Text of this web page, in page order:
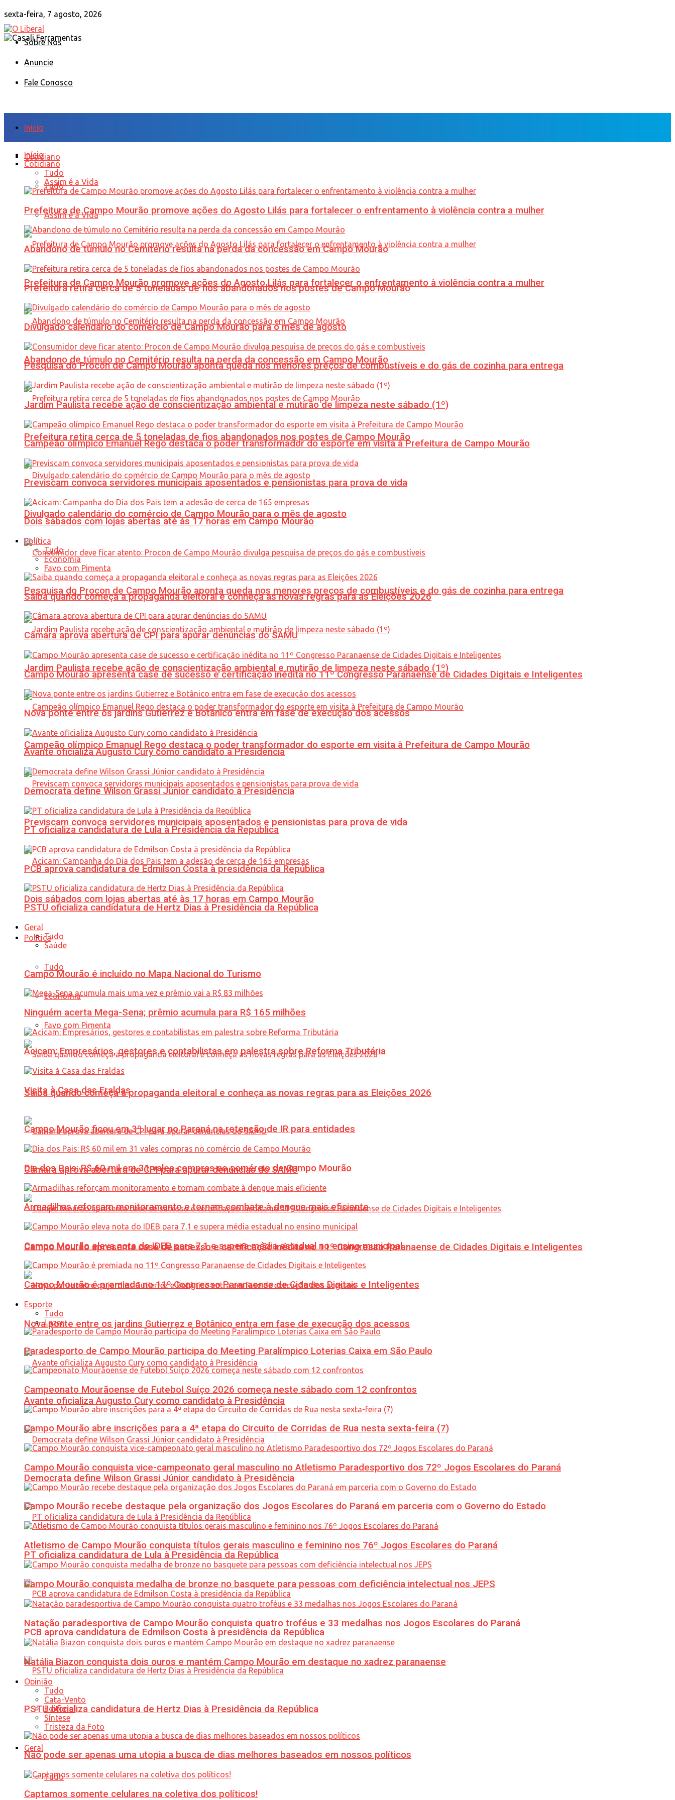
sexta-feira, 7 agosto, 2026
Sobre Nós
Anuncie
Fale Conosco
Início
Cotidiano
Tudo
Assim é a Vida
Prefeitura de Campo Mourão promove ações do Agosto Lilás para fortalecer o enfrentamento à violência contra a mulher
Abandono de túmulo no Cemitério resulta na perda da concessão em Campo Mourão
Prefeitura retira cerca de 5 toneladas de fios abandonados nos postes de Campo Mourão
Divulgado calendário do comércio de Campo Mourão para o mês de agosto
Pesquisa do Procon de Campo Mourão aponta queda nos menores preços de combustíveis e do gás de cozinha para entrega
Jardim Paulista recebe ação de conscientização ambiental e mutirão de limpeza neste sábado (1º)
Campeão olímpico Emanuel Rego destaca o poder transformador do esporte em visita à Prefeitura de Campo Mourão
Previscam convoca servidores municipais aposentados e pensionistas para prova de vida
Dois sábados com lojas abertas até às 17 horas em Campo Mourão
Política
Tudo
Economia
Favo com Pimenta
Saiba quando começa a propaganda eleitoral e conheça as novas regras para as Eleições 2026
Câmara aprova abertura de CPI para apurar denúncias do SAMU
Campo Mourão apresenta case de sucesso e certificação inédita no 11º Congresso Paranaense de Cidades Digitais e Inteligentes
Nova ponte entre os jardins Gutierrez e Botânico entra em fase de execução dos acessos
Avante oficializa Augusto Cury como candidato à Presidência
Democrata define Wilson Grassi Júnior candidato à Presidência
PT oficializa candidatura de Lula à Presidência da República
PCB aprova candidatura de Edmilson Costa à presidência da República
PSTU oficializa candidatura de Hertz Dias à Presidência da República
Geral
Tudo
Início
Cotidiano
Tudo
Assim é a Vida
Prefeitura de Campo Mourão promove ações do Agosto Lilás para fortalecer o enfrentamento à violência contra a mulher
Abandono de túmulo no Cemitério resulta na perda da concessão em Campo Mourão
Prefeitura retira cerca de 5 toneladas de fios abandonados nos postes de Campo Mourão
Divulgado calendário do comércio de Campo Mourão para o mês de agosto
Pesquisa do Procon de Campo Mourão aponta queda nos menores preços de combustíveis e do gás de cozinha para entrega
Jardim Paulista recebe ação de conscientização ambiental e mutirão de limpeza neste sábado (1º)
Campeão olímpico Emanuel Rego destaca o poder transformador do esporte em visita à Prefeitura de Campo Mourão
Previscam convoca servidores municipais aposentados e pensionistas para prova de vida
Dois sábados com lojas abertas até às 17 horas em Campo Mourão
Política
Tudo
Economia
Favo com Pimenta
Saiba quando começa a propaganda eleitoral e conheça as novas regras para as Eleições 2026
Câmara aprova abertura de CPI para apurar denúncias do SAMU
Campo Mourão apresenta case de sucesso e certificação inédita no 11º Congresso Paranaense de Cidades Digitais e Inteligentes
Nova ponte entre os jardins Gutierrez e Botânico entra em fase de execução dos acessos
Avante oficializa Augusto Cury como candidato à Presidência
Democrata define Wilson Grassi Júnior candidato à Presidência
PT oficializa candidatura de Lula à Presidência da República
PCB aprova candidatura de Edmilson Costa à presidência da República
PSTU oficializa candidatura de Hertz Dias à Presidência da República
Geral
Tudo
Saúde
Campo Mourão é incluído no Mapa Nacional do Turismo
Ninguém acerta Mega-Sena; prêmio acumula para R$ 165 milhões
Acicam: Empresários, gestores e contabilistas em palestra sobre Reforma Tributária
Visita à Casa das Fraldas
Campo Mourão ficou em 3º lugar no Paraná na retenção de IR para entidades
Dia dos Pais: R$ 60 mil em 31 vales compras no comércio de Campo Mourão
Armadilhas reforçam monitoramento e tornam combate à dengue mais eficiente
Campo Mourão eleva nota do IDEB para 7,1 e supera média estadual no ensino municipal
Campo Mourão é premiada no 11º Congresso Paranaense de Cidades Digitais e Inteligentes
Esporte
Tudo
Lazer
Paradesporto de Campo Mourão participa do Meeting Paralímpico Loterias Caixa em São Paulo
Campeonato Mourãoense de Futebol Suíço 2026 começa neste sábado com 12 confrontos
Campo Mourão abre inscrições para a 4ª etapa do Circuito de Corridas de Rua nesta sexta-feira (7)
Campo Mourão conquista vice-campeonato geral masculino no Atletismo Paradesportivo dos 72º Jogos Escolares do Paraná
Campo Mourão recebe destaque pela organização dos Jogos Escolares do Paraná em parceria com o Governo do Estado
Atletismo de Campo Mourão conquista títulos gerais masculino e feminino nos 76º Jogos Escolares do Paraná
Campo Mourão conquista medalha de bronze no basquete para pessoas com deficiência intelectual nos JEPS
Natação paradesportiva de Campo Mourão conquista quatro troféus e 33 medalhas nos Jogos Escolares do Paraná
Natália Biazon conquista dois ouros e mantém Campo Mourão em destaque no xadrez paranaense
Opinião
Tudo
Cata-Vento
Editorial
Síntese
Tristeza da Foto
Não pode ser apenas uma utopia a busca de dias melhores baseados em nossos políticos
Captamos somente celulares na coletiva dos políticos!